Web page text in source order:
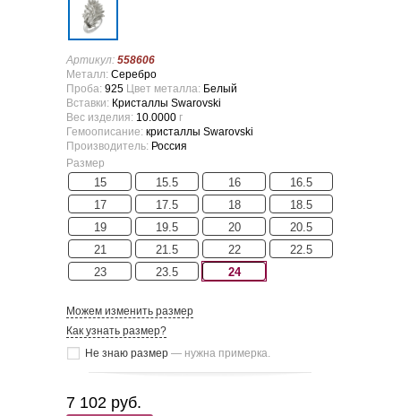
Артикул: 558606
Металл: Серебро
Проба: 925 Цвет металла: Белый
Вставки: Кристаллы Swarovski
Вес изделия: 10.0000 г
Гемоописание: кристаллы Swarovski
Производитель: Россия
Размер
15 15.5 16
16.5
17
17.5 18
18.5
19
19.5 20
20.5
21
21.5 22
22.5
23
23.5 24
Можем изменить размер
Как узнать размер?
Не знаю размер — нужна примерка.
7 102 руб.